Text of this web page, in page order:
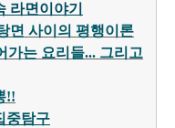
라면이야기
면 사이의 평행이론
가는 요리들... 그리고
!!
중탐구